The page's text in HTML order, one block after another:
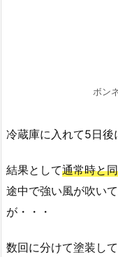
途中で強い風が吹い
が・・・